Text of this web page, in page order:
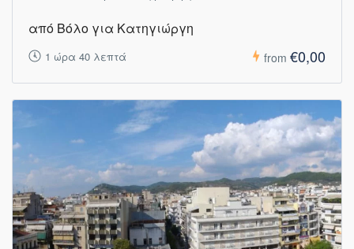
από Βόλο για Κατηγιώργη
1 ώρα 40 λεπτά from €0,00